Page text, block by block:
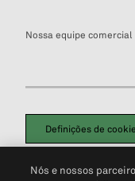
Nossa equipe comercial
Definições de
Política de Privacidade
Nós e nossos